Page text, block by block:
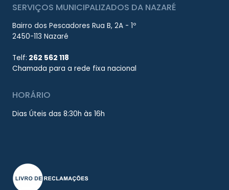
SERVIÇOS MUNICIPALIZADOS DA NAZARÉ
Bairro dos Pescadores Rua B, 2A - 1º
2450-113 Nazaré
Telf: 262 562 118
Chamada para a rede fixa nacional
HORÁRIO
Dias Úteis das 8:30h às 16h